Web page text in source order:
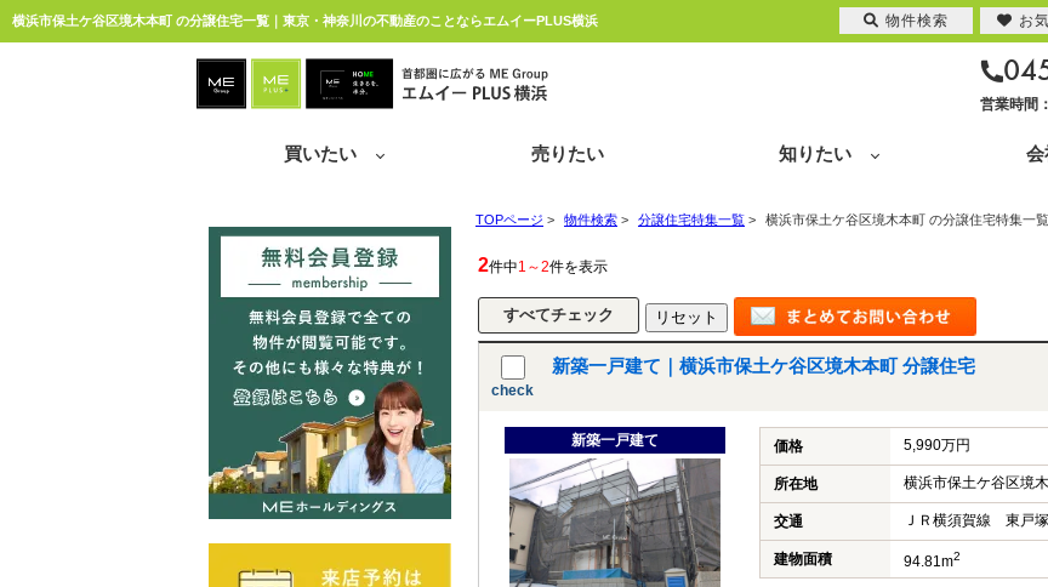
横浜市保土ケ谷区境木本町 の分譲住宅一覧｜東京・神奈川の不動産のことならエムイーPLUS横浜
営業時間
買いたい 売りたい 知りたい 会
TOPページ > 物件検索 > 分譲住宅特集一覧 > 横浜市保土ケ谷区境木本町 の分譲住宅特集一覧
2件中1～2件を表示
check
新築一戸建て｜横浜市保土ケ谷区境木本町 分譲住宅
新築一戸建て 価格 5,990万円
所在地 横浜市保土ケ谷区境
交通 ＪＲ横須賀線 東戸
建物面積 94.81m2
物件検索 お